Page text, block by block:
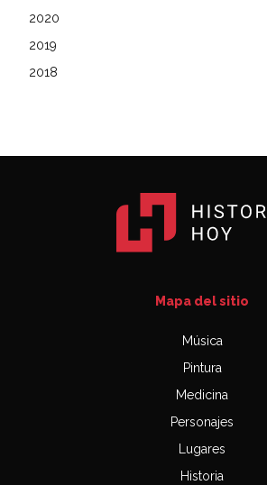
2020
2019
2018
Mapa del sitio
Música
Pintura
Medicina
Personajes
Lugares
Historia